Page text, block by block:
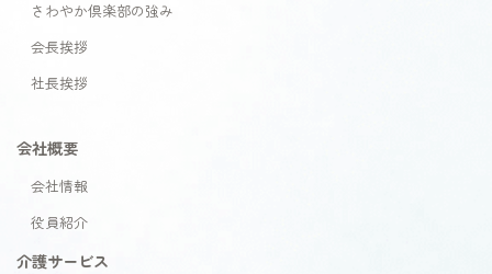
さわやか倶楽部の強み
会長挨拶
社長挨拶
会社概要
会社情報
役員紹介
介護サービス